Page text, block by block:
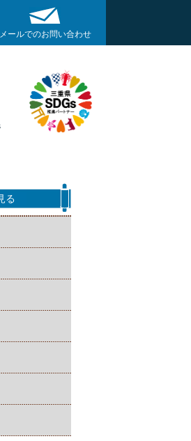
メールでのお問い合わせ
る